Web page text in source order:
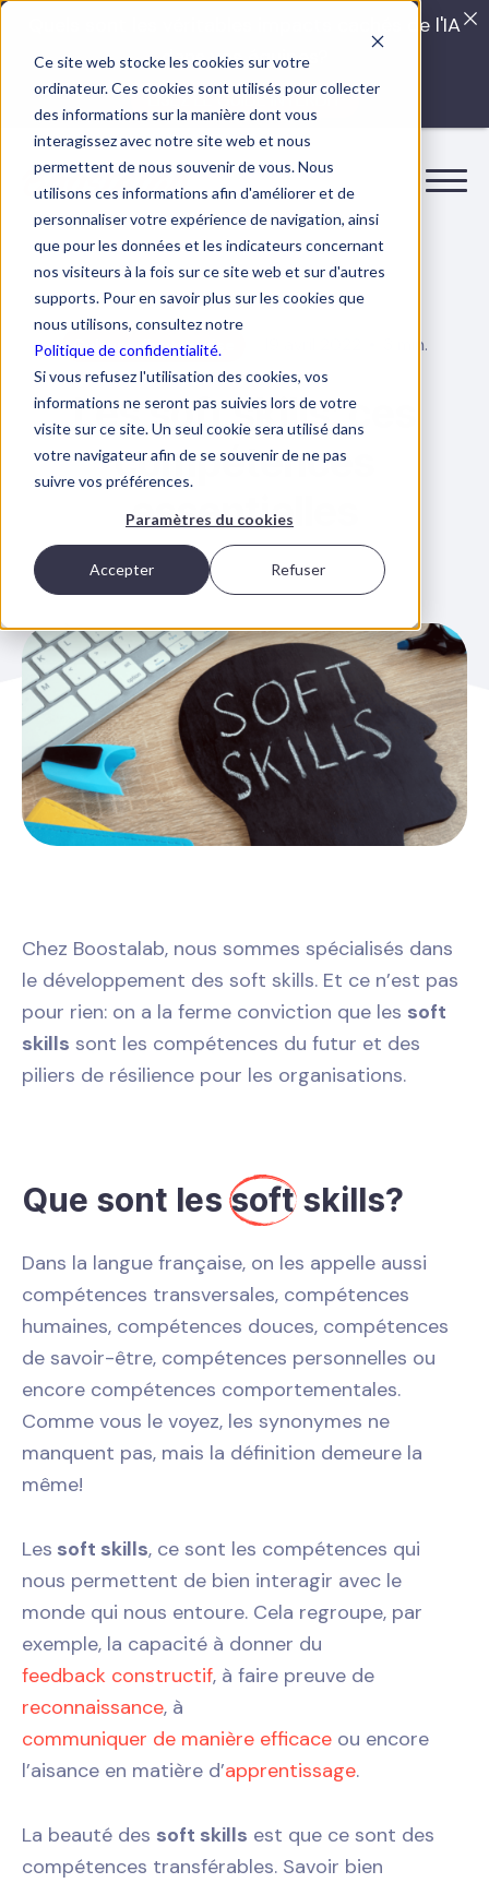
Ce site web stocke les cookies sur votre
ordinateur. Ces cookies sont utilisés pour collecter
des informations sur la manière dont vous
interagissez avec notre site web et nous
permettent de nous souvenir de vous. Nous
utilisons ces informations afin d'améliorer et de
personnaliser votre expérience de navigation, ainsi
que pour les données et les indicateurs concernant
nos visiteurs à la fois sur ce site web et sur d'autres
supports. Pour en savoir plus sur les cookies que
nous utilisons, consultez notre
Politique de confidentialité.
Si vous refusez l'utilisation des cookies, vos
informations ne seront pas suivies lors de votre
visite sur ce site. Un seul cookie sera utilisé dans
votre navigateur afin de se souvenir de ne pas
suivre vos préférences.
Paramètres du cookies
Accepter Refuser
Culture d'entreprise 3 min.
Les soft skills: ces
compétences
essentielles
Chez Boostalab, nous sommes spécialisés dans
le développement des soft skills. Et ce n’est pas
pour rien: on a la ferme conviction que les soft
skills sont les compétences du futur et des
piliers de résilience pour les organisations.
Que sont lessoftskills?
Dans la langue française, on les appelle aussi
compétences transversales, compétences
humaines, compétences douces, compétences
de savoir-être, compétences personnelles ou
encore compétences comportementales.
Comme vous le voyez, les synonymes ne
manquent pas, mais la définition demeure la
même!
Les soft skills, ce sont les compétences qui
nous permettent de bien interagir avec le
monde qui nous entoure. Cela regroupe, par
exemple, la capacité à donner du
feedback constructif, à faire preuve de
reconnaissance, à
communiquer de manière efficace ou encore
l’aisance en matière d’apprentissage.
La beauté des soft skills est que ce sont des
compétences transférables. Savoir bien
Quels sont les véritables impacts cachés de l'IA
dans vos équipes?
LISEZ LE GUIDE INTERDIT